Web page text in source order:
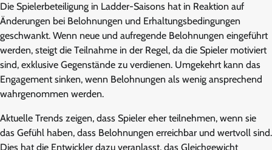
Die Spielerbeteiligung in Ladder-Saisons hat in Reaktion auf
Änderungen bei Belohnungen und Erhaltungsbedingungen
geschwankt. Wenn neue und aufregende Belohnungen eingeführt
werden, steigt die Teilnahme in der Regel, da die Spieler motiviert
sind, exklusive Gegenstände zu verdienen. Umgekehrt kann das
Engagement sinken, wenn Belohnungen als wenig ansprechend
wahrgenommen werden.
Aktuelle Trends zeigen, dass Spieler eher teilnehmen, wenn sie
das Gefühl haben, dass Belohnungen erreichbar und wertvoll sind.
Dies hat die Entwickler dazu veranlasst, das Gleichgewicht